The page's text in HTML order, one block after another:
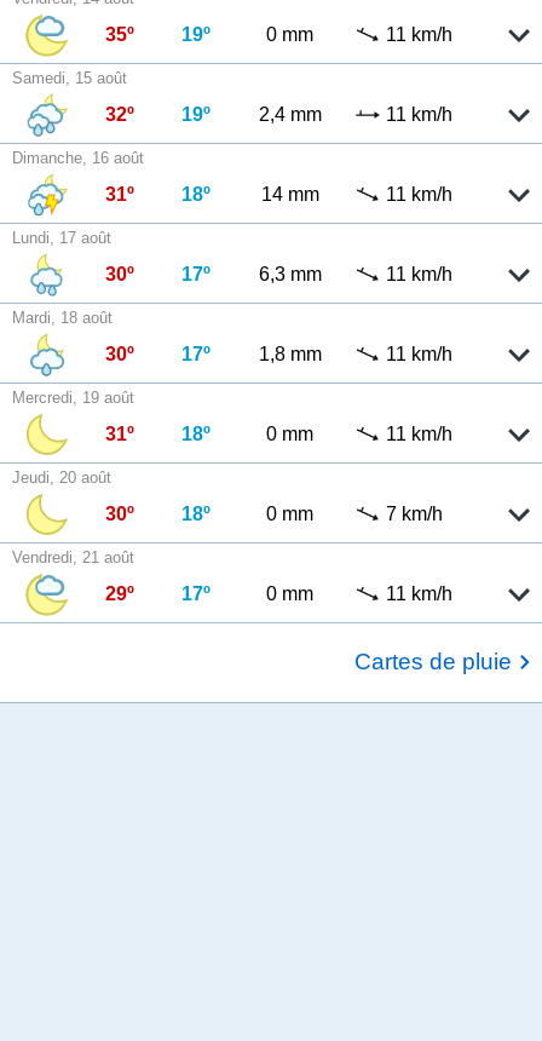
35º 19º 0 mm 11 km/h
Samedi, 15 août
32º 19º 2,4 mm 11 km/h
Dimanche, 16 août
31º 18º 14 mm 11 km/h
Lundi, 17 août
30º 17º 6,3 mm 11 km/h
Mardi, 18 août
30º 17º 1,8 mm 11 km/h
Mercredi, 19 août
31º 18º 0 mm 11 km/h
Jeudi, 20 août
30º 18º 0 mm 7 km/h
Vendredi, 21 août
29º 17º 0 mm 11 km/h
Cartes de pluie